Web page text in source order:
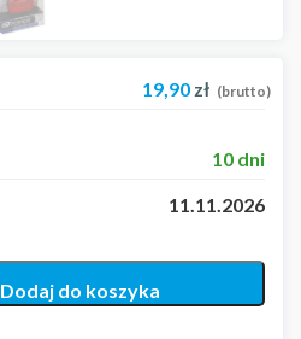
19,90 zł (brutto)
10 dni
11.11.2026
Dodaj do koszyka